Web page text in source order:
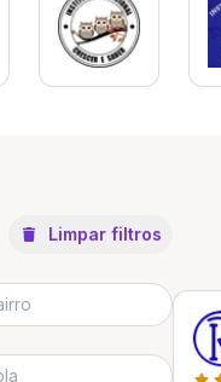
Limpar filtros